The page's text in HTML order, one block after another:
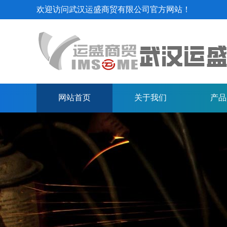
欢迎访问武汉运盛商贸有限公司官方网站！
网站首页 关于我们 产
中厚板